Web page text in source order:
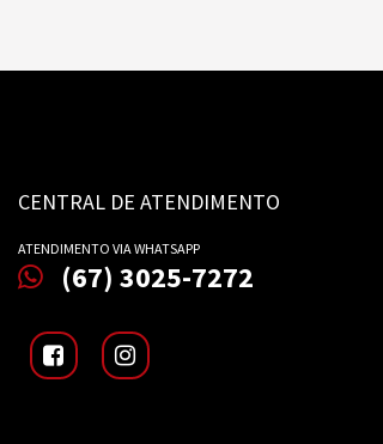
CENTRAL DE ATENDIMENTO
ATENDIMENTO VIA WHATSAPP
(67) 3025-7272